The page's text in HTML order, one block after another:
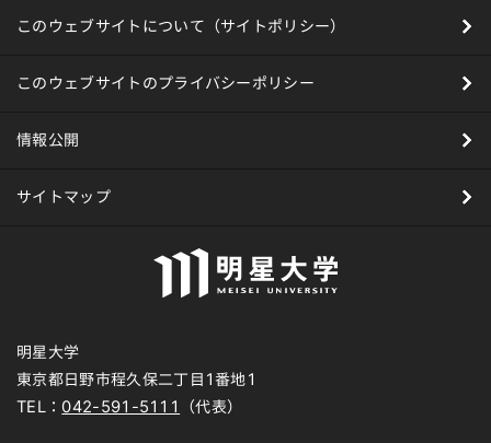
このウェブサイトについて（サイトポリシー）
このウェブサイトのプライバシーポリシー
情報公開
サイトマップ
明星大学
東京都日野市程久保二丁目1番地1
TEL： 042-591-5111 （代表）